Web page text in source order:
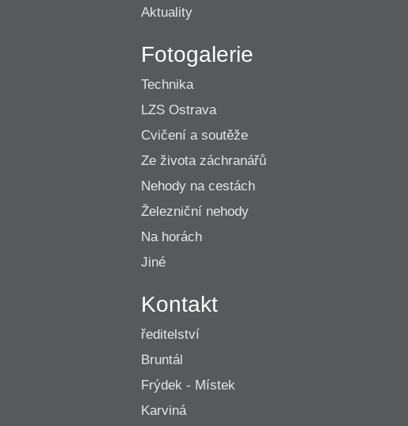
Aktuality
Fotogalerie
Technika
LZS Ostrava
Cvičení a soutěže
Ze života záchranářů
Nehody na cestách
Železniční nehody
Na horách
Jiné
Kontakt
ředitelství
Bruntál
Frýdek - Místek
Karviná